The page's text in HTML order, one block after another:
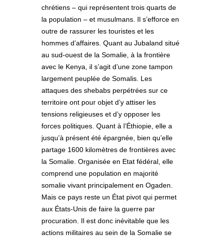
chrétiens – qui représentent trois quarts de
la population – et musulmans. Il s’efforce en
outre de rassurer les touristes et les
hommes d’affaires. Quant au Jubaland situé
au sud-ouest de la Somalie, à la frontière
avec le Kenya, il s’agit d’une zone tampon
largement peuplée de Somalis. Les
attaques des shebabs perpétrées sur ce
territoire ont pour objet d’y attiser les
tensions religieuses et d’y opposer les
forces politiques. Quant à l’Éthiopie, elle a
jusqu’à présent été épargnée, bien qu’elle
partage 1600 kilomètres de frontières avec
la Somalie. Organisée en Etat fédéral, elle
comprend une population en majorité
somalie vivant principalement en Ogaden.
Mais ce pays reste un État pivot qui permet
aux États-Unis de faire la guerre par
procuration. Il est donc inévitable que les
actions militaires au sein de la Somalie se